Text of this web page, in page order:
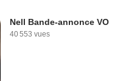
Nell Bande-annonce VO
40 553 vues